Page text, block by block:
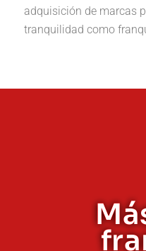
adquisición de marcas
tranquilidad como